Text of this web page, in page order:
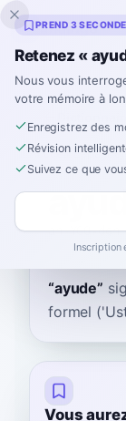
Inklingo
Accueil› Espagnol
ah-YOO-deh
“ayude”
formel
Vous
PREND 3
Retenez «
Nous vous
votre mémoire à
Enregistrez des
Révision
Suivez ce que
Inscription